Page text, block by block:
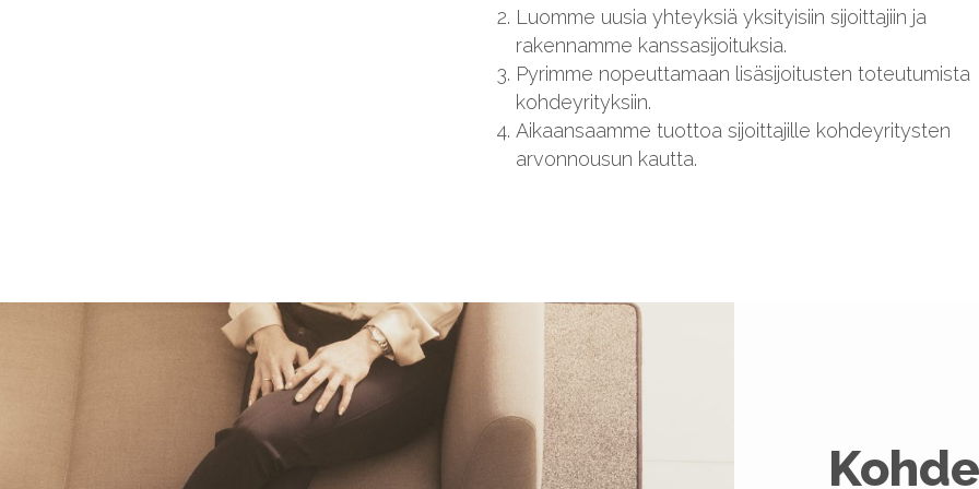
Luomme uusia yhteyksiä yksityisiin sijoittajiin ja
rakennamme kanssasijoituksia.
Pyrimme nopeuttamaan lisäsijoitusten toteutumista
kohdeyrityksiin.
Aikaansaamme tuottoa sijoittajille kohdeyritysten
arvonnousun kautta.